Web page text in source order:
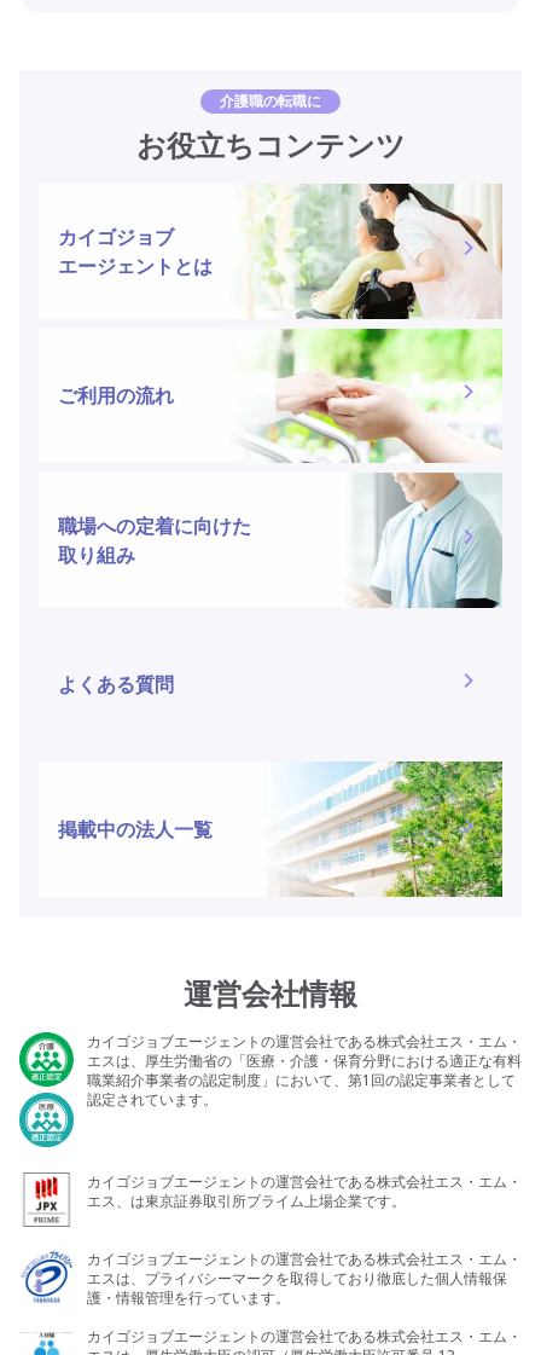
介護職の転職に
お役立ちコンテンツ
カイゴジョブ
エージェントとは
ご利用の流れ
職場への定着に向けた
取り組み
よくある質問
掲載中の法人一覧
運営会社情報
カイゴジョブエージェントの運営会社である株式会社エス・エム・
エスは、厚生労働省の「医療・介護・保育分野における適正な有料
職業紹介事業者の認定制度」において、第1回の認定事業者として
認定されています。
カイゴジョブエージェントの運営会社である株式会社エス・エム・
エス、は東京証券取引所プライム上場企業です。
カイゴジョブエージェントの運営会社である株式会社エス・エム・
エスは、プライバシーマークを取得しており徹底した個人情報保
護・情報管理を行っています。
カイゴジョブエージェントの運営会社である株式会社エス・エム・